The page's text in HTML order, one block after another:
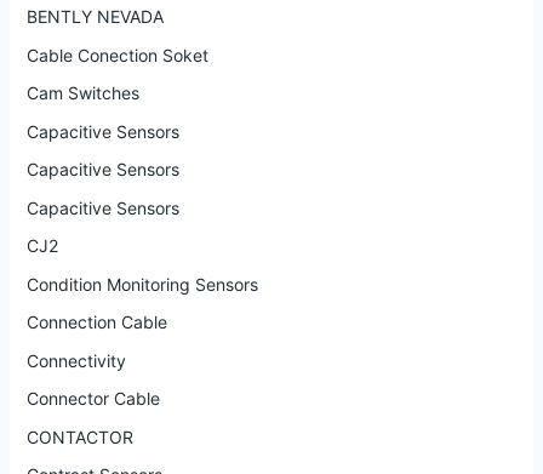
BENTLY NEVADA
Cable Conection Soket
Cam Switches
Capacitive Sensors
Capacitive Sensors
Capacitive Sensors
CJ2
Condition Monitoring Sensors
Connection Cable
Connectivity
Connector Cable
CONTACTOR